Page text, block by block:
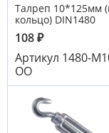
Талреп 10*125мм
кольцо) DIN1480
108₽
Артикул 1480-
ОО